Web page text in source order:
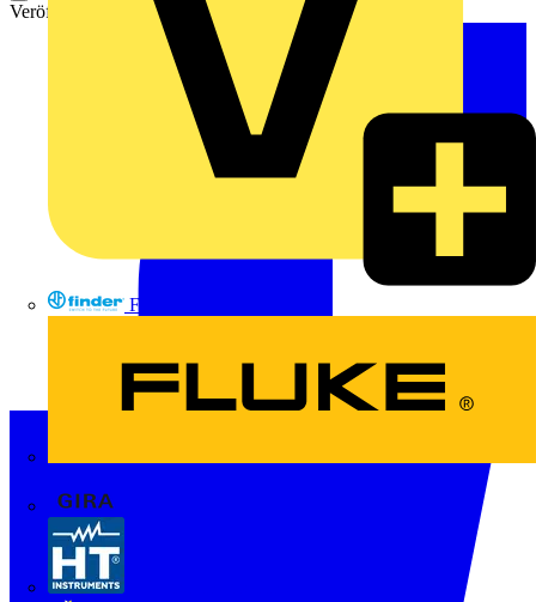
FINDER
Veröffentlicht: 15. Oktober 2020 Kategorie: Video